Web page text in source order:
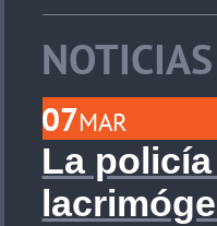
NOTICIAS
07MAR
La